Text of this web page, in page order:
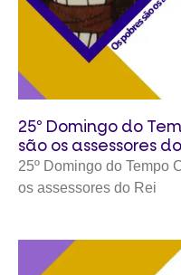
25º Domingo do
são os assessores
25º Domingo do Tempo
os assessores do Rei